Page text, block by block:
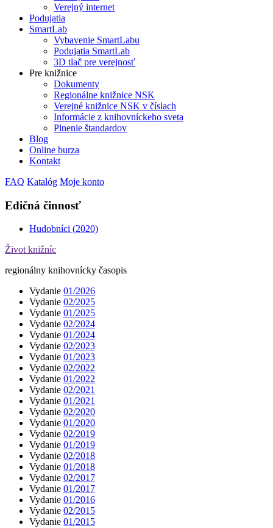
Verejný internet
Podujatia
SmartLab
Vybavenie SmartLabu
Podujatia SmartLab
3D tlač pre verejnosť
Pre knižnice
Dokumenty
Regionálne knižnice NSK
Verejné knižnice NSK v číslach
Informácie z knihovníckeho sveta
Plnenie štandardov
Blog
Online burza
Kontakt
FAQ Katalóg Moje konto
Edičná činnosť
Hudobníci (2020)
Život knižníc
regionálny knihovnícky časopis
Vydanie 01/2026
Vydanie 02/2025
Vydanie 01/2025
Vydanie 02/2024
Vydanie 01/2024
Vydanie 02/2023
Vydanie 01/2023
Vydanie 02/2022
Vydanie 01/2022
Vydanie 02/2021
Vydanie 01/2021
Vydanie 02/2020
Vydanie 01/2020
Vydanie 02/2019
Vydanie 01/2019
Vydanie 02/2018
Vydanie 01/2018
Vydanie 02/2017
Vydanie 01/2017
Vydanie 01/2016
Vydanie 02/2015
Vydanie 01/2015